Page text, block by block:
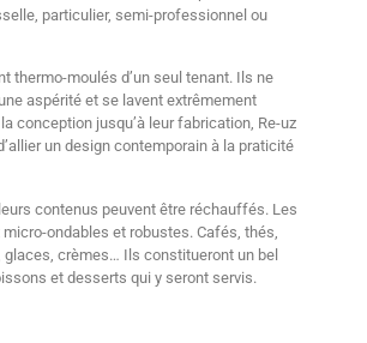
particulier, semi-professionnel ou
thermo-moulés d’un seul tenant. Ils ne
aspérité et se lavent extrêmement
conception jusqu’à leur fabrication, Re-uz
un design contemporain à la praticité
contenus peuvent être réchauffés. Les
ondables et robustes. Cafés, thés,
crèmes… Ils constitueront un bel
et desserts qui y seront servis.